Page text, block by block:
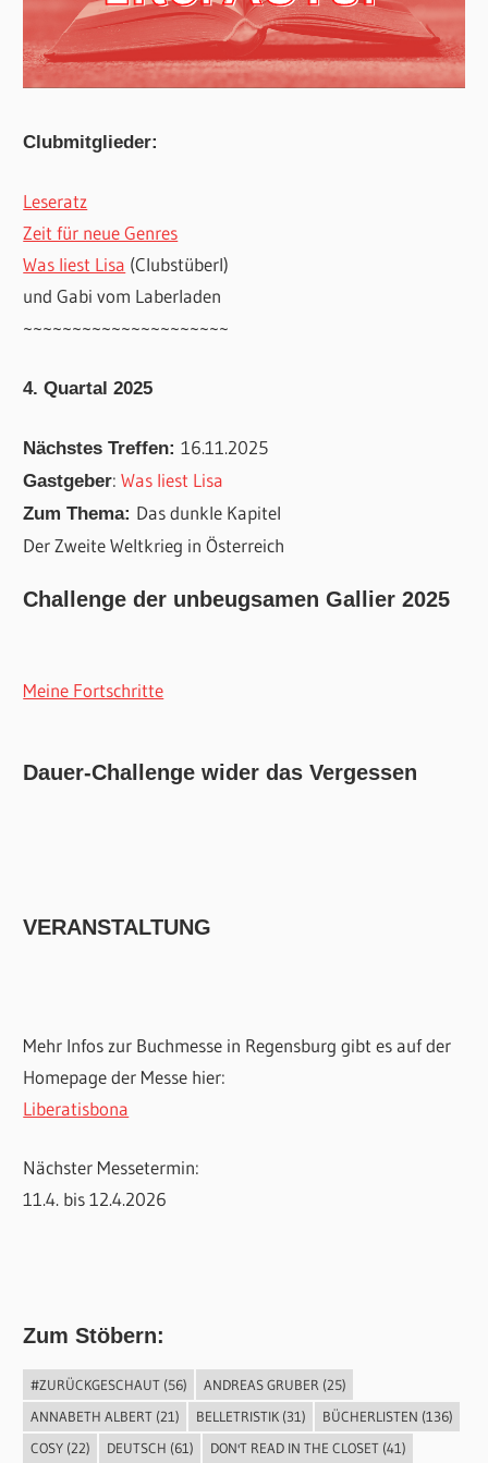
Clubmitglieder:
Leseratz
Zeit für neue Genres
Was liest Lisa (Clubstüberl)
und Gabi vom Laberladen
~~~~~~~~~~~~~~~~~~~~~
4. Quartal 2025
Nächstes Treffen:16.11.2025
Gastgeber:Was liest Lisa
Zum Thema: Das dunkle Kapitel
Der Zweite Weltkrieg in Österreich
Challenge der unbeugsamen Gallier 2025
Meine Fortschritte
Dauer-Challenge wider das Vergessen
VERANSTALTUNG
Mehr Infos zur Buchmesse in Regensburg gibt es auf der
Homepage der Messe hier:
Liberatisbona
Nächster Messetermin:
11.4. bis 12.4.2026
Zum Stöbern:
#ZURÜCKGESCHAUT(56) ANDREAS GRUBER (25)
ANNABETH ALBERT(21) BELLETRISTIK(31) BÜCHERLISTEN (136)
COSY(22) DEUTSCH (61) DON'T READ IN THE CLOSET(41)